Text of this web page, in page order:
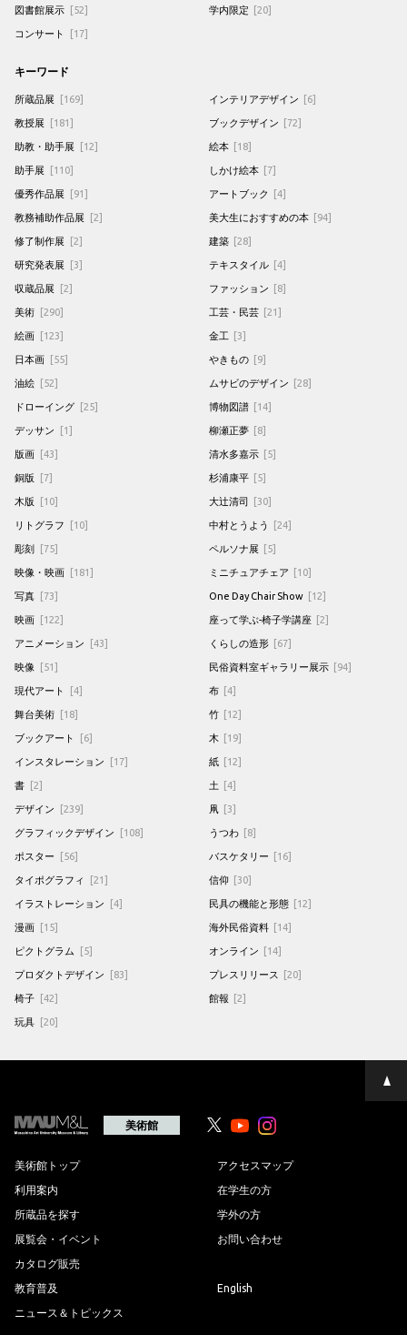
図書館展示 [52]
コンサート [17]
学内限定 [20]
キーワード
所蔵品展 [169]
教授展 [181]
助教・助手展 [12]
助手展 [110]
優秀作品展 [91]
教務補助作品展 [2]
修了制作展 [2]
研究発表展 [3]
収蔵品展 [2]
美術 [290]
絵画 [123]
日本画 [55]
油絵 [52]
ドローイング [25]
デッサン [1]
版画 [43]
銅版 [7]
木版 [10]
リトグラフ [10]
彫刻 [75]
映像・映画 [181]
写真 [73]
映画 [122]
アニメーション [43]
映像 [51]
現代アート [4]
舞台美術 [18]
ブックアート [6]
インスタレーション [17]
書 [2]
デザイン [239]
グラフィックデザイン [108]
ポスター [56]
タイポグラフィ [21]
イラストレーション [4]
漫画 [15]
ピクトグラム [5]
プロダクトデザイン [83]
椅子 [42]
玩具 [20]
インテリアデザイン [6]
ブックデザイン [72]
絵本 [18]
しかけ絵本 [7]
アートブック [4]
美大生におすすめの本 [94]
建築 [28]
テキスタイル [4]
ファッション [8]
工芸・民芸 [21]
金工 [3]
やきもの [9]
ムサビのデザイン [28]
博物図譜 [14]
柳瀬正夢 [8]
清水多嘉示 [5]
杉浦康平 [5]
大辻清司 [30]
中村とうよう [24]
ペルソナ展 [5]
ミニチュアチェア [10]
One Day Chair Show [12]
座って学ぶ-椅子学講座 [2]
くらしの造形 [67]
民俗資料室ギャラリー展示 [94]
布 [4]
竹 [12]
木 [19]
紙 [12]
土 [4]
凧 [3]
うつわ [8]
バスケタリー [16]
信仰 [30]
民具の機能と形態 [12]
海外民俗資料 [14]
オンライン [14]
プレスリリース [20]
館報 [2]
ペ
ー
美術館 YoutubeYoutube
美術館トップ
利用案内
所蔵品を探す
展覧会・イベント
カタログ販売
教育普及
ニュース＆トピックス
アクセスマップ
在学生の方
学外の方
お問い合わせ
English